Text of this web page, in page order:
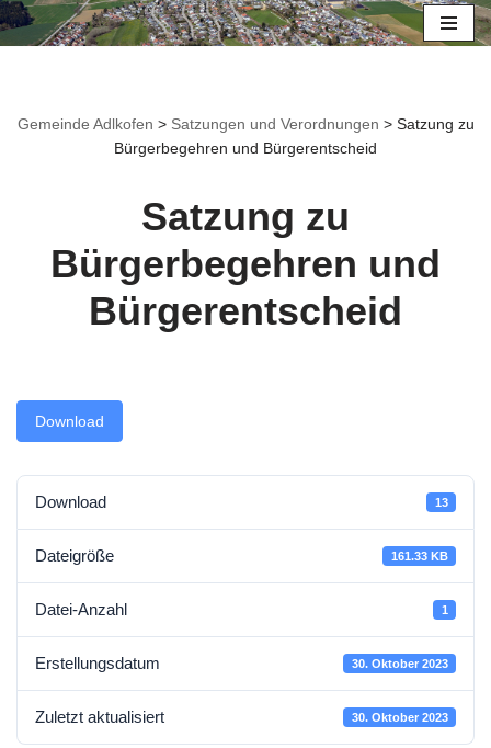
Gemeinde Adlkofen > Satzungen und Verordnungen > Satzung zu
Bürgerbegehren und Bürgerentscheid
Satzung zu
Bürgerbegehren und
Bürgerentscheid
Download
Download 13
Dateigröße 161.33 KB
Datei-Anzahl 1
Erstellungsdatum 30. Oktober 2023
Zuletzt aktualisiert 30. Oktober 2023